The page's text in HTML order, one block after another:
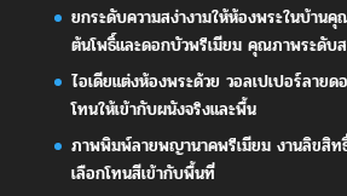
ยกระดับความสง่างามให้ห้องพระในบ้าน
ต้นโพธิ์และดอกบัวพรีเมียม คุณภาพระดับ
ไอเดียแต่งห้องพระด้วย วอลเปเปอร์ลาย
โทนให้เข้ากับผนังจริงและพื้น
ภาพพิมพ์ลายพญานาคพรีเมียม งานลิขสิท
เลือกโทนสีเข้ากับพื้นที่